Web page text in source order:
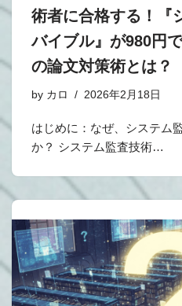
術者に合格する！『
バイブル』が980円
の論文対策術とは？
by カロ 2026年2月18日
はじめに：なぜ、システム
か？ システム監査技術…